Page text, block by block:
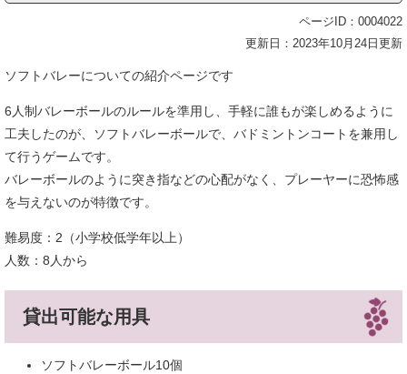
ページID：0004022
更新日：2023年10月24日更新
ソフトバレーについての紹介ページです
6人制バレーボールのルールを準用し、手軽に誰もが楽しめるように
工夫したのが、ソフトバレーボールで、バドミントンコートを兼用し
て行うゲームです。
バレーボールのように突き指などの心配がなく、プレーヤーに恐怖感
を与えないのが特徴です。
難易度：2（小学校低学年以上）
人数：8人から
貸出可能な用具
ソフトバレーボール10個